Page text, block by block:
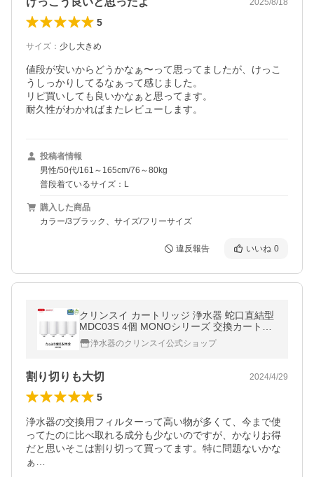
5
サイズ ： 少し大きめ
値段が安いからどうかなぁ〜って思ってましたが、けっこ
うしっかりしてるなぁって感じました。
リピ買いしても良いかなぁと思ってます。
耐久性がわかればまたレビューします。
投稿者情報
男性/50代/161～165cm/76～80kg
普段着ているサイズ：L
購入した商品
カラー/3ブラック、サイズ/フリーサイズ
違反報告 いいね 0
クリンスイ カートリッジ 浄水器 蛇口直結型
MDC03S 4個 MONOシリーズ 交換カートリ
ッジ [MDC03SSP-DC]
浄水器のクリンスイ公式ショップ
割り切りも大切 2024/4/29
5
浄水器の交換用フィルターって高い物が多くて、今まで使
ってたのに比べ取れる成分も少ないのですが、かなりお得
だと思いそこは割り切って買ってます。特に問題ないかな
ぁ…